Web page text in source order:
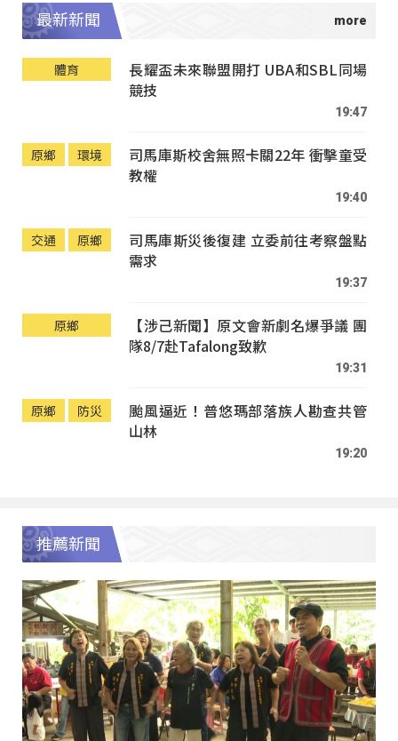
最新新聞
體育
長耀盃未來聯盟開打 UBA和SBL同場
競技
19:47
原鄉 環境
司馬庫斯校舍無照卡關22年 衝擊童受
教權
19:40
交通 原鄉
司馬庫斯災後復建 立委前往考察盤點
需求
19:37
原鄉
【涉己新聞】原文會新劇名爆爭議 團
隊8/7赴Tafalong致歉
19:31
原鄉 防災
颱風逼近！普悠瑪部落族人勘查共管
山林
19:20
推薦新聞